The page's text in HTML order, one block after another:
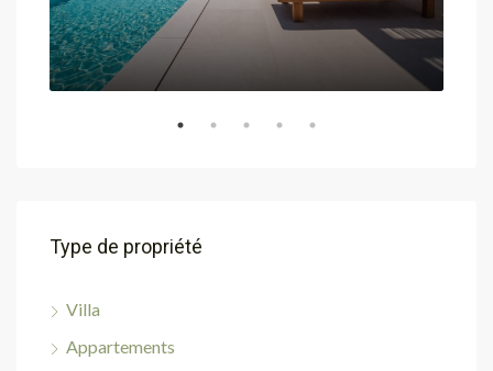
Type de propriété
Villa
Appartements